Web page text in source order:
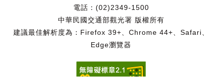
電話：(02)2349-1500
中華民國交通部觀光署 版權所有
建議最佳解析度為：Firefox 39+、Chrome 44+、Safari、
Edge瀏覽器